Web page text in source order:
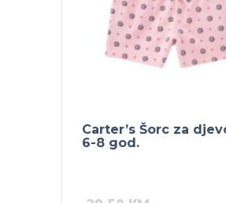
Carter’s Šorc za
6-8 god.